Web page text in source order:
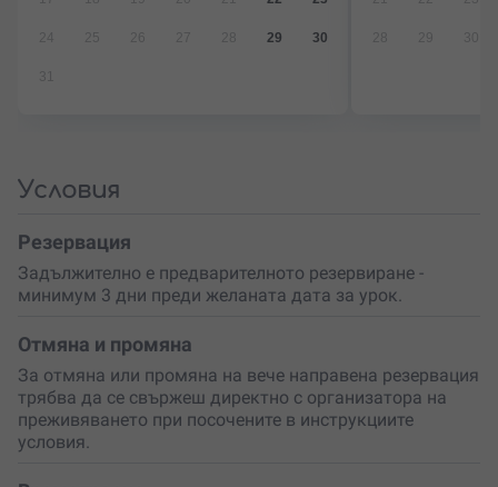
25 29 30 29
Условия
Резервация
Задължително е предварителното резервиране -
минимум 3 дни преди желаната дата за урок.
Отмяна и промяна
За отмяна или промяна на вече направена резервация
трябва да се свържеш директно с организатора на
преживяването при посочените в инструкциите
условия.